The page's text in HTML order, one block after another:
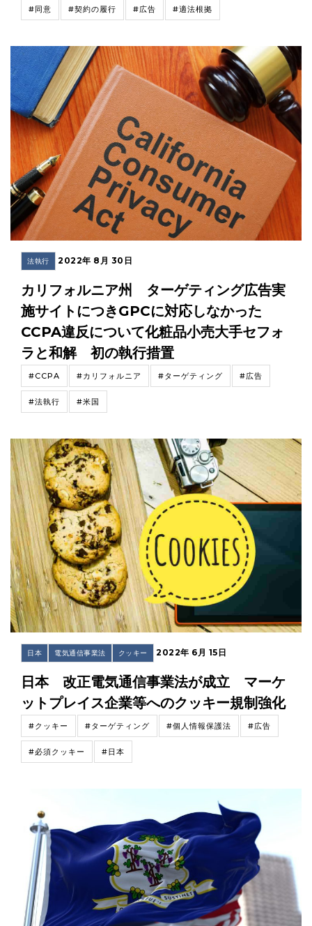
#同意 #契約の履行 #広告 #適法根拠
法執行 2022年 8月 30日
カリフォルニア州 ターゲティング広告実
施サイトにつきGPCに対応しなかった
CCPA違反について化粧品小売大手セフォ
ラと和解 初の執行措置
#CCPA #カリフォルニア #ターゲティング #広告
#法執行 #米国
日本 電気通信事業法 クッキー 2022年 6月 15日
日本 改正電気通信事業法が成立 マーケ
ットプレイス企業等へのクッキー規制強化
#クッキー #ターゲティング #個人情報保護法 #広告
#必須クッキー #日本